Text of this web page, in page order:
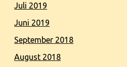
Juli 2019
Juni 2019
September 2018
August 2018